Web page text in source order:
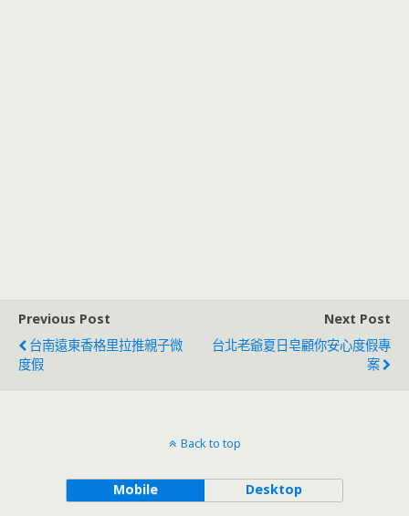
Previous Post
台南遠東香格里拉推親子微
度假
Next Post
台北老爺夏日皂顧你安心度假專
案
Back to top
Mobile Desktop